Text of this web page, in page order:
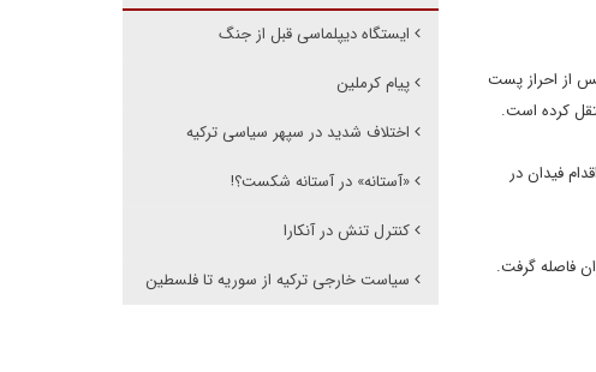
از احراز پست
کرده است.
فیدان در
فاصله گرفت.
ایستگاه دیپلماسی قبل از جنگ
پیام کرملین
اختلاف شدید در سپهر سیاسی ترکیه
«آستانه» در آستانه شکست؟!
کنترل تنش در آنکارا
سیاست خارجی ترکیه از سوریه تا فلسطین